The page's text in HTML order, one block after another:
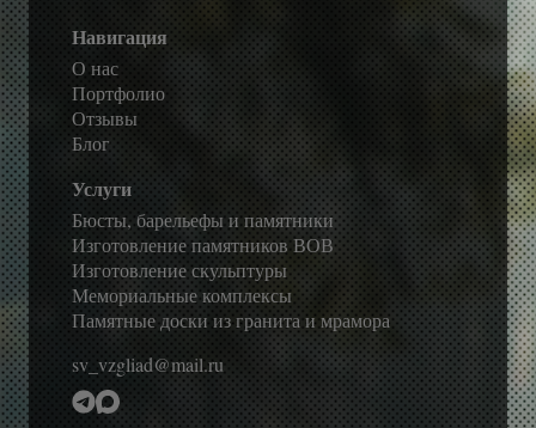
Навигация
О нас
Портфолио
Отзывы
Блог
Услуги
Бюсты, барельефы и памятники
Изготовление памятников ВОВ
Изготовление скульптуры
Мемориальные комплексы
Памятные доски из гранита и мрамора
sv_vzgliad@mail.ru